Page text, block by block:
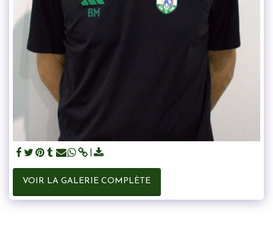
VOIR LA GALERIE COMPLÈTE